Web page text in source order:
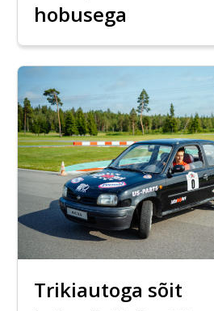
hobusega
Trikiautoga sõit